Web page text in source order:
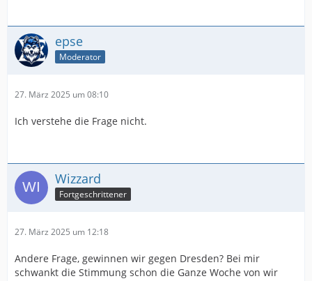
epse
Moderator
27. März 2025 um 08:10
Ich verstehe die Frage nicht.
Wizzard
Fortgeschrittener
27. März 2025 um 12:18
Andere Frage, gewinnen wir gegen Dresden? Bei mir
schwankt die Stimmung schon die Ganze Woche von wir